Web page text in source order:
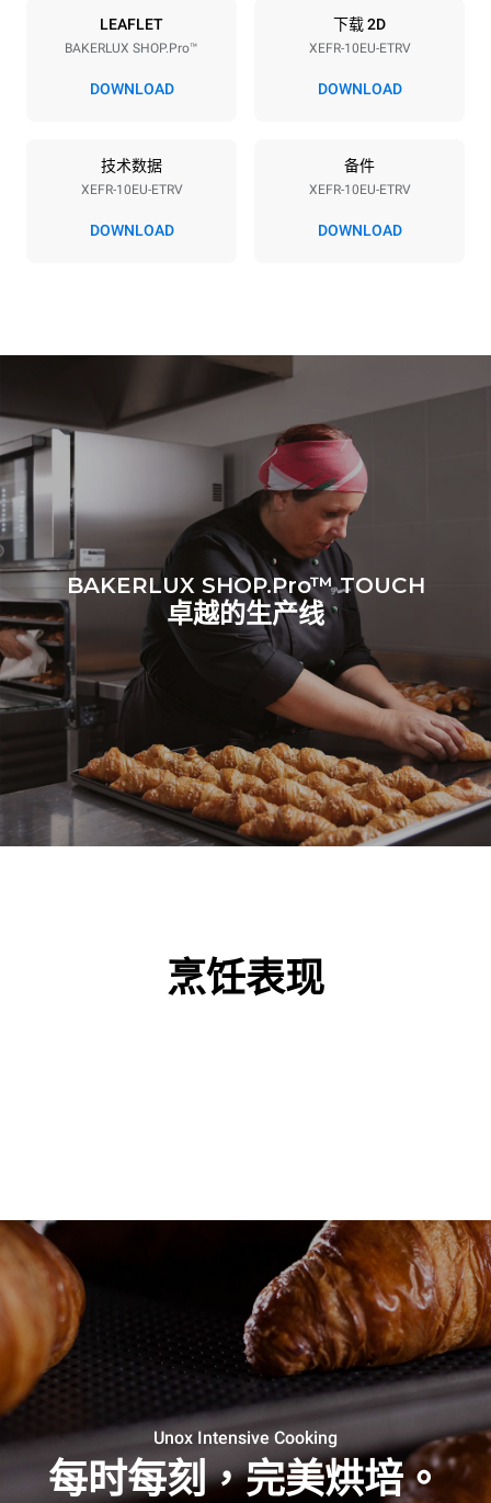
380-415V 3N~ / 220-240V
3~
15,5 kW
50 / 60 Hz 不包括
连接到的电网的能源组合；
通过选择购买由可再生能源
生产的能源，后者可以被消
Greenhouse Gas
Protocol
LEAFLET
BAKERLUX SHOP.Pro™
DOWNLOAD
下载 2D
XEFR-10EU-ETRV
DOWNLOAD
技术数据
XEFR-10EU-ETRV
DOWNLOAD
备件
XEFR-10EU-ETRV
DOWNLOAD
BAKERLUX SHOP.Pro™ TOUCH
卓越的生产线
烹饪表现
Unox Intensive Cooking
每时每刻，完美烘培。